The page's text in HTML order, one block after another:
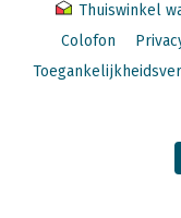
Thuiswinkel
Colofon